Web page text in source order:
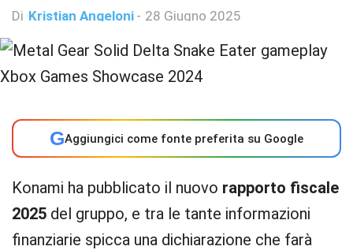
Di Kristian Angeloni - 28 Giugno 2025
GAggiungici come fonte preferita su Google
Konami ha pubblicato il nuovo rapporto fiscale
2025 del gruppo, e tra le tante informazioni
finanziarie spicca una dichiarazione che farà